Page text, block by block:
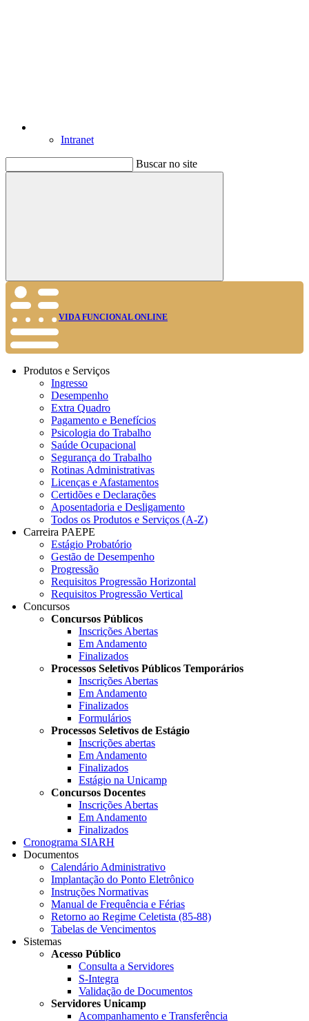
Intranet
Buscar no site
Buscar
VIDA FUNCIONAL ONLINE
Produtos e Serviços
Ingresso
Desempenho
Extra Quadro
Pagamento e Benefícios
Psicologia do Trabalho
Saúde Ocupacional
Segurança do Trabalho
Rotinas Administrativas
Licenças e Afastamentos
Certidões e Declarações
Aposentadoria e Desligamento
Todos os Produtos e Serviços (A-Z)
Carreira PAEPE
Estágio Probatório
Gestão de Desempenho
Progressão
Requisitos Progressão Horizontal
Requisitos Progressão Vertical
Concursos
Concursos Públicos
Inscrições Abertas
Em Andamento
Finalizados
Processos Seletivos Públicos Temporários
Inscrições Abertas
Em Andamento
Finalizados
Formulários
Processos Seletivos de Estágio
Inscrições abertas
Em Andamento
Finalizados
Estágio na Unicamp
Concursos Docentes
Inscrições Abertas
Em Andamento
Finalizados
Cronograma SIARH
Documentos
Calendário Administrativo
Implantação do Ponto Eletrônico
Instruções Normativas
Manual de Frequência e Férias
Retorno ao Regime Celetista (85-88)
Tabelas de Vencimentos
Sistemas
Acesso Público
Consulta a Servidores
S-Integra
Validação de Documentos
Servidores Unicamp
Acompanhamento e Transferência